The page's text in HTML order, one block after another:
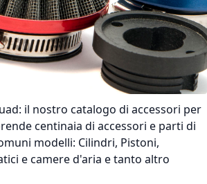
il nostro catalogo di accessori per
centinaia di accessori e parti di
modelli: Cilindri, Pistoni,
e camere d'aria e tanto altro